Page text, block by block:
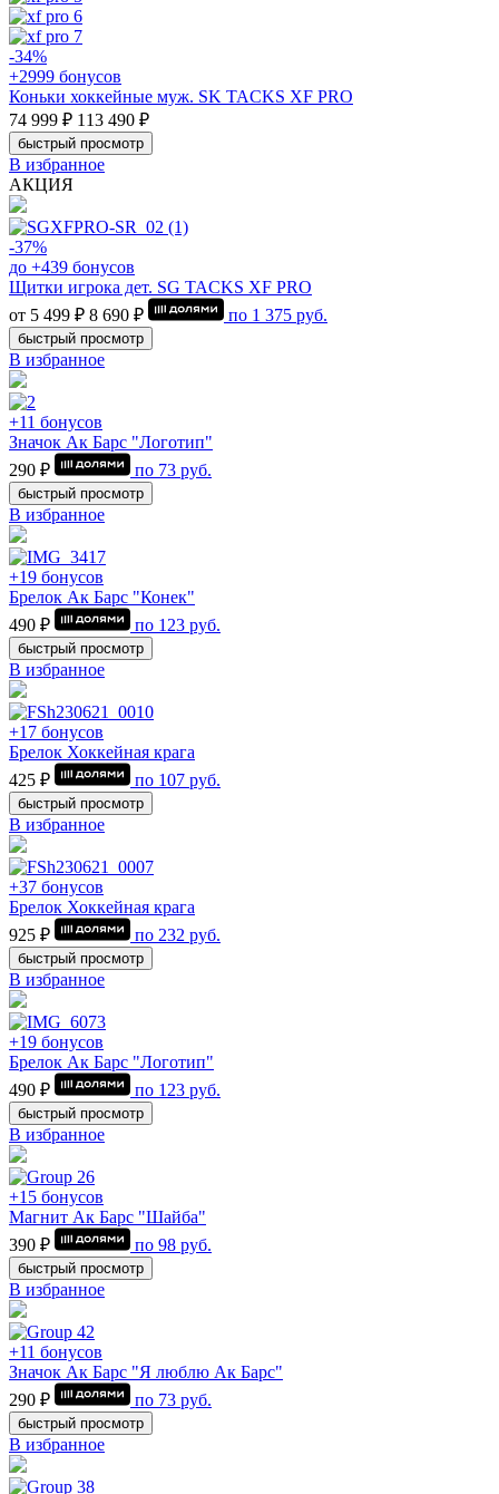
-34%
+2999 бонусов
Коньки хоккейные муж. SK TACKS XF PRO
74 999 ₽ 113 490 ₽
быстрый просмотр
В избранное
АКЦИЯ
-37%
до +439 бонусов
Щитки игрока дет. SG TACKS XF PRO
от 5 499 ₽ 8 690 ₽ по 1 375 руб.
быстрый просмотр
В избранное
+11 бонусов
Значок Ак Барс "Логотип"
290 ₽
по 73 руб.
быстрый просмотр
В избранное
+19 бонусов
Брелок Ак Барс "Конек"
490 ₽
по 123 руб.
быстрый просмотр
В избранное
+17 бонусов
Брелок Хоккейная крага
425 ₽
по 107 руб.
быстрый просмотр
В избранное
+37 бонусов
Брелок Хоккейная крага
925 ₽
по 232 руб.
быстрый просмотр
В избранное
+19 бонусов
Брелок Ак Барс "Логотип"
490 ₽
по 123 руб.
быстрый просмотр
В избранное
+15 бонусов
Магнит Ак Барс "Шайба"
390 ₽
по 98 руб.
быстрый просмотр
В избранное
+11 бонусов
Значок Ак Барс "Я люблю Ак Барс"
290 ₽
по 73 руб.
быстрый просмотр
В избранное